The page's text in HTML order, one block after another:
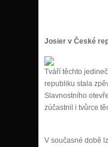
Josier v České
Tváří těchto
republiku stala
Slavnostního
zúčastnil i tvůrce
V současné době